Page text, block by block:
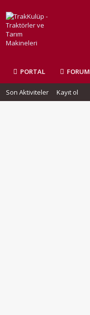
PORTAL FORUM
Son Aktiviteler Kayıt ol